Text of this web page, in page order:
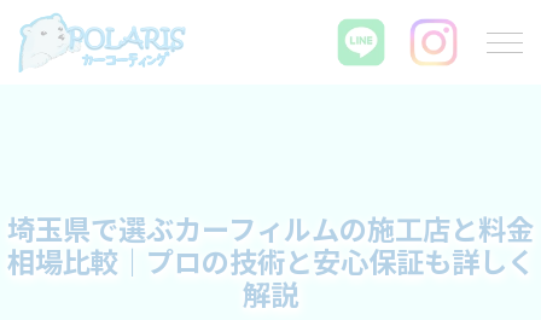
埼玉県で選ぶカーフィルムの施工店と料金
相場比較｜プロの技術と安心保証も詳しく
解説